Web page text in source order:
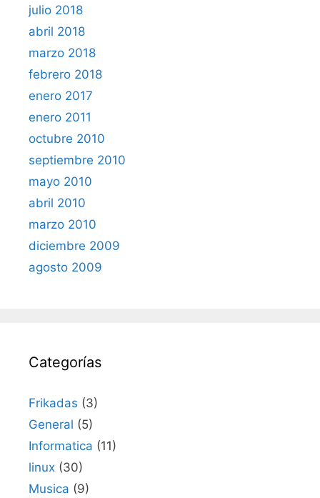
julio 2018
abril 2018
marzo 2018
febrero 2018
enero 2017
enero 2011
octubre 2010
septiembre 2010
mayo 2010
abril 2010
marzo 2010
diciembre 2009
agosto 2009
Categorías
Frikadas (3)
General (5)
Informatica (11)
linux (30)
Musica (9)